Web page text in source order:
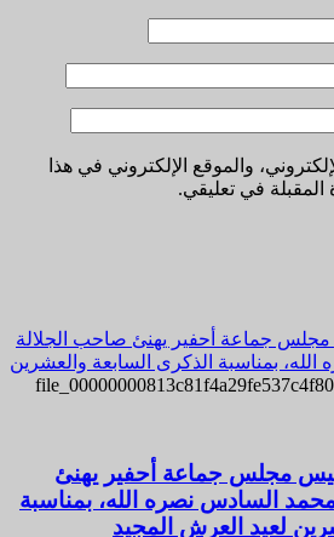
والموقع الإلكتروني في هذا
المقبلة في تعليقي.
جماعة أحفير يهنئ صاحب الجلالة
بمناسبة الذكرى السابعة والعشرين
مجلس جماعة أحفير يهنئ
السادس نصره الله، بمناسبة
لعيد العرش المجيد